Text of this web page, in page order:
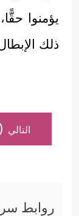
يؤمنوا
ذلك
التالي
روابط